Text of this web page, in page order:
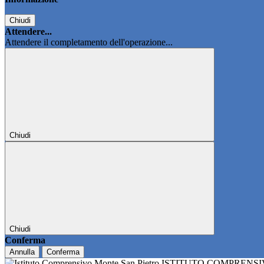
Chiudi
Attendere...
Attendere il completamento dell'operazione...
Chiudi
Chiudi
Conferma
Annulla Conferma